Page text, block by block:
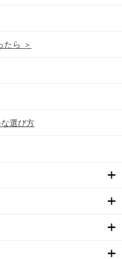
たら ＞
選び方